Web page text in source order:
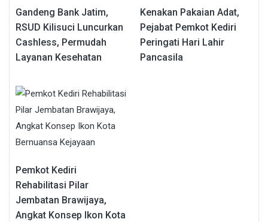
Gandeng Bank Jatim,
RSUD Kilisuci Luncurkan
Cashless, Permudah
Layanan Kesehatan
Kenakan Pakaian Adat,
Pejabat Pemkot Kediri
Peringati Hari Lahir
Pancasila
Pemkot Kediri
Rehabilitasi Pilar
Jembatan Brawijaya,
Angkat Konsep Ikon Kota